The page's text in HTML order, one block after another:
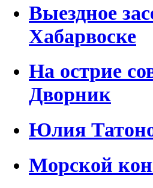
Выездное
Хабарвоске
На острие
Дворник
Юлия
Морской